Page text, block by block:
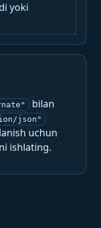
yoki
bilan
json"
uchun
ni ishlating.